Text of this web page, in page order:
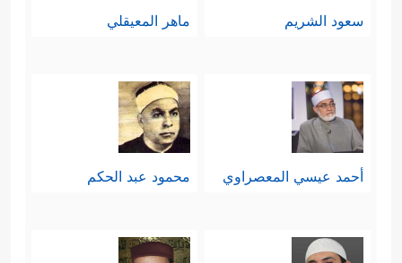
سعود الشريم ماهر المعيقلي
أحمد عيسي المعصراوي محمود عبد الحكم